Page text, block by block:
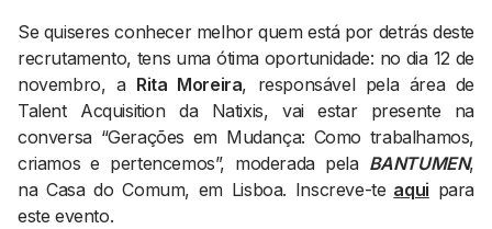
Se quiseres conhecer melhor quem está por detrás deste
recrutamento, tens uma ótima oportunidade: no dia 12 de
novembro, a Rita Moreira, responsável pela área de
Talent Acquisition da Natixis, vai estar presente na
conversa “Gerações em Mudança: Como trabalhamos,
criamos e pertencemos”, moderada pela BANTUMEN,
na Casa do Comum, em Lisboa. Inscreve-te aqui para
este evento.